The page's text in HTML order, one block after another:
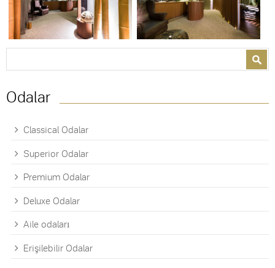
Odalar
Classical Odalar
Superior Odalar
Premium Odalar
Deluxe Odalar
Aile odaları
Erişilebilir Odalar